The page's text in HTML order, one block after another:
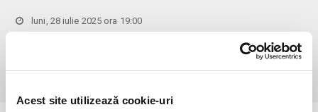
Acest site utilizează cookie-uri
luni, 28 iulie 2025 ora 19:00